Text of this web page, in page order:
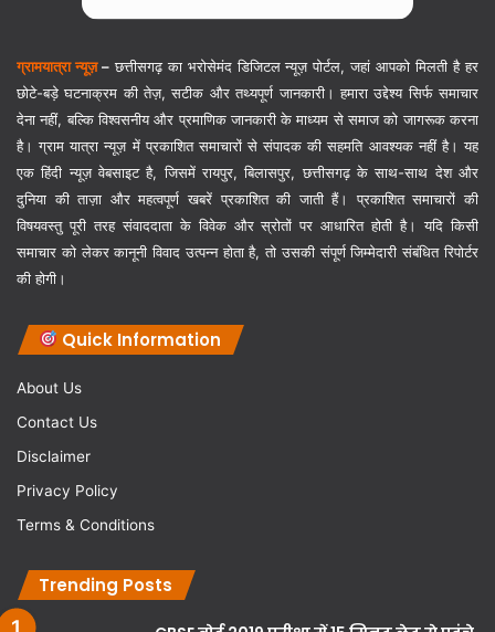
ग्रामयात्रा न्यूज़–छत्तीसगढ़ का भरोसेमंद डिजिटल न्यूज़ पोर्टल, जहां आपको मिलती है हर
छोटे-बड़े घटनाक्रम की तेज़, सटीक और तथ्यपूर्ण जानकारी। हमारा उद्देश्य सिर्फ समाचार
देना नहीं, बल्कि विश्वसनीय और प्रमाणिक जानकारी के माध्यम से समाज को जागरूक करना
है। ग्राम यात्रा न्यूज़ में प्रकाशित समाचारों से संपादक की सहमति आवश्यक नहीं है। यह
एक हिंदी न्यूज़ वेबसाइट है, जिसमें रायपुर, बिलासपुर, छत्तीसगढ़ के साथ-साथ देश और
दुनिया की ताज़ा और महत्वपूर्ण खबरें प्रकाशित की जाती हैं। प्रकाशित समाचारों की
विषयवस्तु पूरी तरह संवाददाता के विवेक और स्रोतों पर आधारित होती है। यदि किसी
समाचार को लेकर कानूनी विवाद उत्पन्न होता है, तो उसकी संपूर्ण जिम्मेदारी संबंधित रिपोर्टर
की होगी।
Quick Information
About Us
Contact Us
Disclaimer
Privacy Policy
Terms & Conditions
Trending Posts